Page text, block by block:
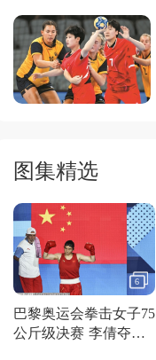
图集精选
6
巴黎奥运会拳击女子75
公斤级决赛 李倩夺得